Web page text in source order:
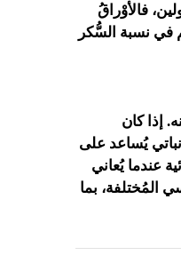
فالأَوْراقُ
في نسبة السُّكر
إذا كان
يُساعد على
عندما يُعاني
المُختلفة، بما